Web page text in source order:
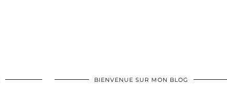
BIENVENUE SUR MON BLOG